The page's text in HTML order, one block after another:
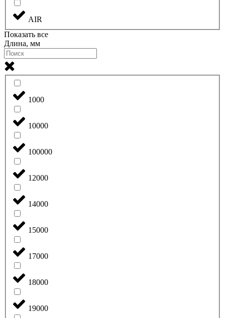
AIR
Показать все
Длина, мм
1000
10000
100000
12000
14000
15000
17000
18000
19000